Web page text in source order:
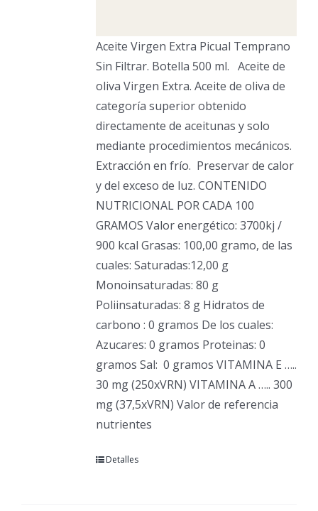
Aceite Virgen Extra Picual Temprano
Sin Filtrar. Botella 500 ml. Aceite de
oliva Virgen Extra. Aceite de oliva de
categoría superior obtenido
directamente de aceitunas y solo
mediante procedimientos mecánicos.
Extracción en frío. Preservar de calor
y del exceso de luz. CONTENIDO
NUTRICIONAL POR CADA 100
GRAMOS Valor energético: 3700kj /
900 kcal Grasas: 100,00 gramo, de las
cuales: Saturadas:12,00 g
Monoinsaturadas: 80 g
Poliinsaturadas: 8 g Hidratos de
carbono : 0 gramos De los cuales:
Azucares: 0 gramos Proteinas: 0
gramos Sal: 0 gramos VITAMINA E …..
30 mg (250xVRN) VITAMINA A ….. 300
mg (37,5xVRN) Valor de referencia
nutrientes
Detalles